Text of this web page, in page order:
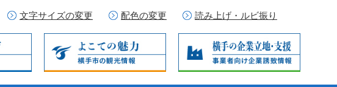
文字サイズの変更 配色の変更 読み上げ・ルビ振り